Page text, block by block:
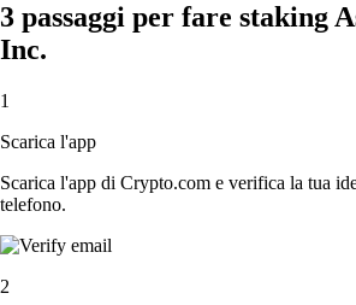
3 passaggi per fare staking
Inc.
1
Scarica l'app
Scarica l'app di Crypto.com e verifica la tua
telefono.
2